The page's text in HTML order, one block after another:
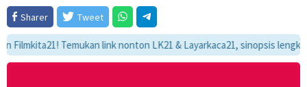
Sharer
Tweet
Temukan link nonton LK21 & Layarkaca21, sinopsis